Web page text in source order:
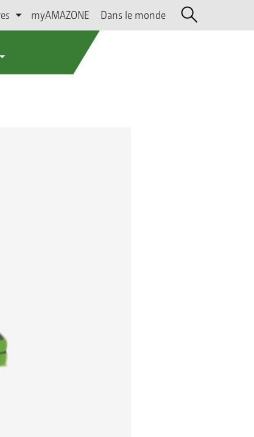
myAMAZONE Dans le monde